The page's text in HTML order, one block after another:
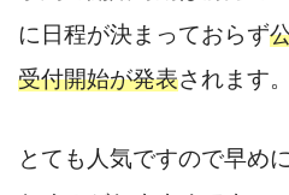
に日程が決まっておらず
受付開始が発表されます。
とても人気ですので早め